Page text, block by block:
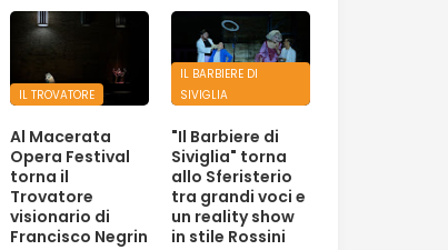
IL TROVATORE
Al Macerata
Opera Festival
torna il
Trovatore
visionario di
Francisco Negrin
IL BARBIERE DI
SIVIGLIA
"Il Barbiere di
Siviglia" torna
allo Sferisterio
tra grandi voci e
un reality show
in stile Rossini